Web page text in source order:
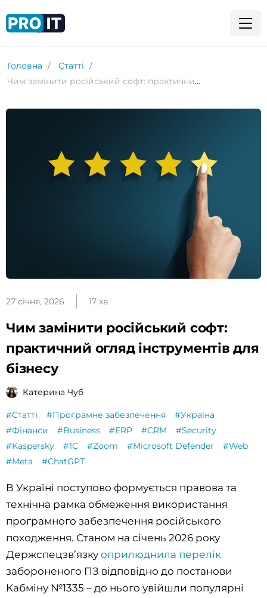
Головна
Статті
Чим замінити російський софт: практичний огляд інструментів для бізнесу
27 січня, 2026 17 хв
Чим замінити російський софт:
практичний огляд інструментів для
бізнесу
Катерина Чуб
#Статті #Програмне забезпечення
#Україна
#Фінанси
#Business #ERP #CRM
#Security
#Kaspersky
#1C #Zoom #Microsoft Defender
#Web
#Meta
#ChatGPT
В Україні поступово формується правова та
технічна рамка обмеження використання
програмного забезпечення російського
походження. Станом на січень 2026 року
Держспецзв’язкуоприлюднила перелік
забороненого ПЗ відповідно до постанови
Кабміну №1335 – до нього увійшли популярні